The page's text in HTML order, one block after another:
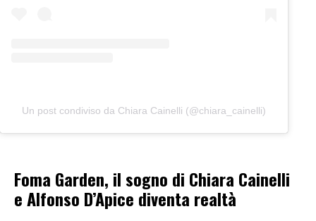
Un post condiviso da Chiara Cainelli (@chiara_cainelli)
Foma Garden, il sogno di Chiara Cainelli
e Alfonso D’Apice diventa realtà